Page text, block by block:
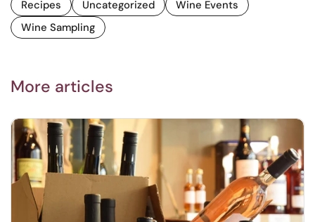
Recipes
Uncategorized
Wine Events
Wine Sampling
More articles